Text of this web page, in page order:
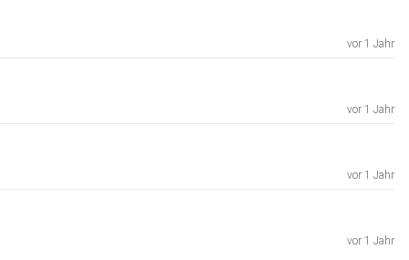
vor 1 Jahr
vor 1 Jahr
vor 1 Jahr
vor 1 Jahr